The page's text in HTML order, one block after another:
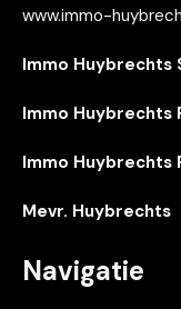
www.immo-
Immo Huybrechts
Immo Huybrechts
Immo Huybrechts
Mevr. Huybrechts
Navigatie